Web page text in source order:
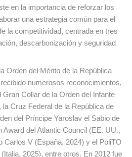
en la importancia de reforzar los
una estrategia común para el
la competitividad, centrada en tres
descarbonización y seguridad
Orden del Mérito de la República
numerosos reconocimientos,
Collar de la Orden del Infante
la Cruz Federal de la República de
del Príncipe Yaroslav el Sabio de
Award del Atlantic Council (EE. UU.,
Carlos V (España, 2024) y el PoliTO
2025), entre otros. En 2012 fue